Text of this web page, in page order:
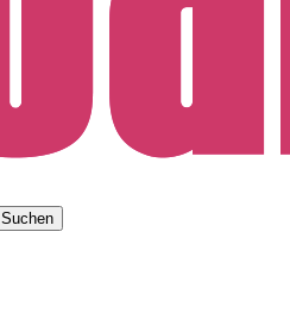
Suchen